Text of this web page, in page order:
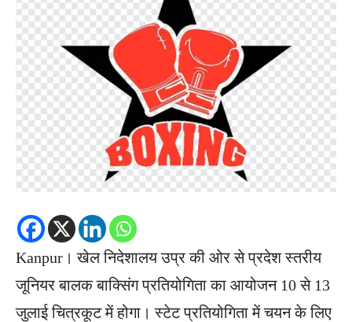
Kanpur। खेल निदेशालय उप्र की ओर से प्रदेश स्तरीय
जूनियर बालक बाक्सिंग प्रतियोगिता का आयोजन 10 से 13
जुलाई चित्रकूट में होगा। स्टेट प्रतियोगिता में चयन के लिए